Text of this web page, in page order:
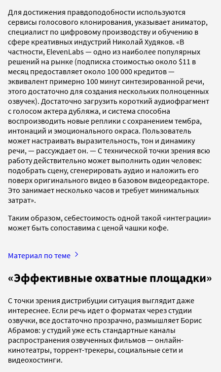
Для достижения правдоподобности используются
сервисы голосового клонирования, указывает аниматор,
специалист по цифровому производству и обучению в
сфере креативных индустрий Николай Худяков. «В
частности, ElevenLabs — одно из наиболее популярных
решений на рынке (подписка стоимостью около $11 в
месяц предоставляет около 100 000 кредитов —
эквивалент примерно 100 минут синтезированной речи,
этого достаточно для создания нескольких полноценных
озвучек). Достаточно загрузить короткий аудиофрагмент
с голосом актера дубляжа, и система способна
воспроизводить новые реплики с сохранением тембра,
интонаций и эмоционального окраса. Пользователь
может настраивать выразительность, тон и динамику
речи, — рассуждает он. — С технической точки зрения всю
работу действительно может выполнить один человек:
подобрать сцену, сгенерировать аудио и наложить его
поверх оригинального видео в базовом видеоредакторе.
Это занимает несколько часов и требует минимальных
затрат».
Таким образом, себестоимость одной такой «интеграции»
может быть сопоставима с ценой чашки кофе.
Материал по теме
«Эффективные охватные площадки»
С точки зрения дистрибуции ситуация выглядит даже
интереснее. Если речь идет о форматах через студии
озвучки, все достаточно прозрачно, размышляет Борис
Абрамов: у студий уже есть стандартные каналы
распространения озвученных фильмов — онлайн-
кинотеатры, торрент-трекеры, социальные сети и
видеохостинги.